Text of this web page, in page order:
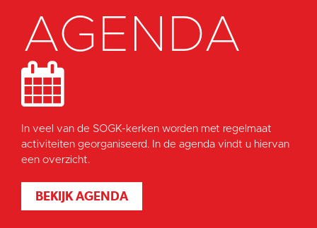
AGENDA
In veel van de SOGK-kerken worden met regelmaat
activiteiten georganiseerd. In de agenda vindt u hiervan
een overzicht.
BEKIJK AGENDA